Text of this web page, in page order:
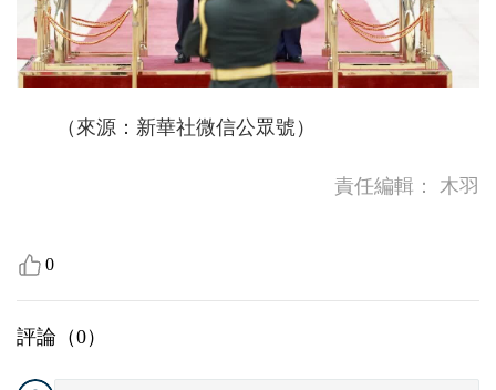
（來源：新華社微信公眾號）
責任編輯： 木羽
0
評論（0）